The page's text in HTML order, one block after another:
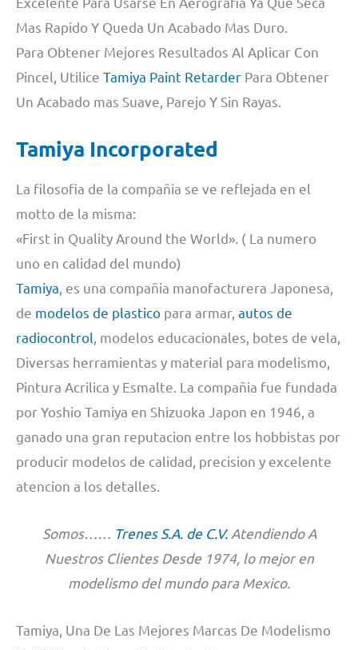
Mas Rapido Y Queda Un Acabado Mas Duro.
Para Obtener Mejores Resultados Al Aplicar Con
Pincel, Utilice Tamiya Paint Retarder Para Obtener
Un Acabado mas Suave, Parejo Y Sin Rayas.
Tamiya Incorporated
La filosofia de la compañia se ve reflejada en el
motto de la misma:
«First in Quality Around the World». ( La numero
uno en calidad del mundo)
Tamiya , es una compañia manofacturera Japonesa,
de modelos de plastico para armar, autos de
radiocontrol , modelos educacionales, botes de vela,
Diversas herramientas y material para modelismo,
Pintura Acrilica y Esmalte. La compañia fue fundada
por Yoshio Tamiya en Shizuoka Japon en 1946, a
ganado una gran reputacion entre los hobbistas por
producir modelos de calidad, precision y excelente
atencion a los detalles.
Somos…… Trenes S.A. de C.V.Atendiendo A
Nuestros Clientes Desde 1974, lo mejor en
modelismo del mundo para Mexico.
Tamiya, Una De Las Mejores Marcas De Modelismo